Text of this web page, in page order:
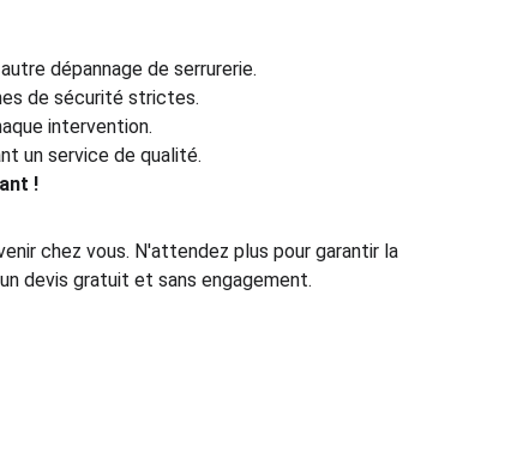
dépannage de serrurerie.
de sécurité strictes.
intervention.
un service de qualité.
!
chez vous. N'attendez plus pour garantir la
devis gratuit et sans engagement.